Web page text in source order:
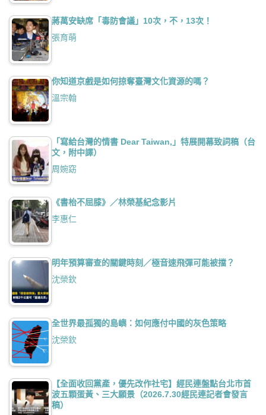
蔣萬安缺席「毒防會議」10次，不，13次！
張育萌
你知道京戲是如何掠奪臺灣文化資源的嗎？
溫宗翰
「寫給台灣的情書 Dear Taiwan,」特展開幕致詞稿（台
文，附中譯）
周婉窈
《書枱不屈膝》／林榮基紀念影片
李惠仁
明年預算審查的關鍵時刻／極音速飛彈可能被擋？
沈榮欽
全世界最孤獨的島嶼：如何應付中國的灰色策略
沈榮欽
【全面收回黨產，優先改作社宅】經民連盤點台北市首
波五顆蛋黃、三大願景（2026.7.30經民連記者會發言
稿）